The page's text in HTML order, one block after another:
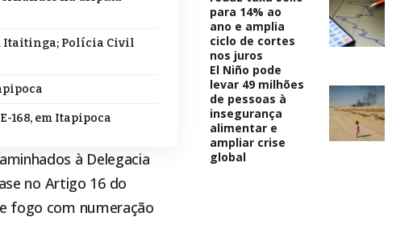
Itaitinga; Polícia Civil
168, em Itapipoca
à Delegacia
no Artigo 16 do
fogo com numeração
para 14% ao
ano e amplia
ciclo de cortes
nos juros
El Niño pode
levar 49 milhões
de pessoas à
insegurança
alimentar e
ampliar crise
global